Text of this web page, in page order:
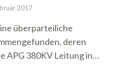
2017
überparteiliche
deren
APG 380KV Leitung in…